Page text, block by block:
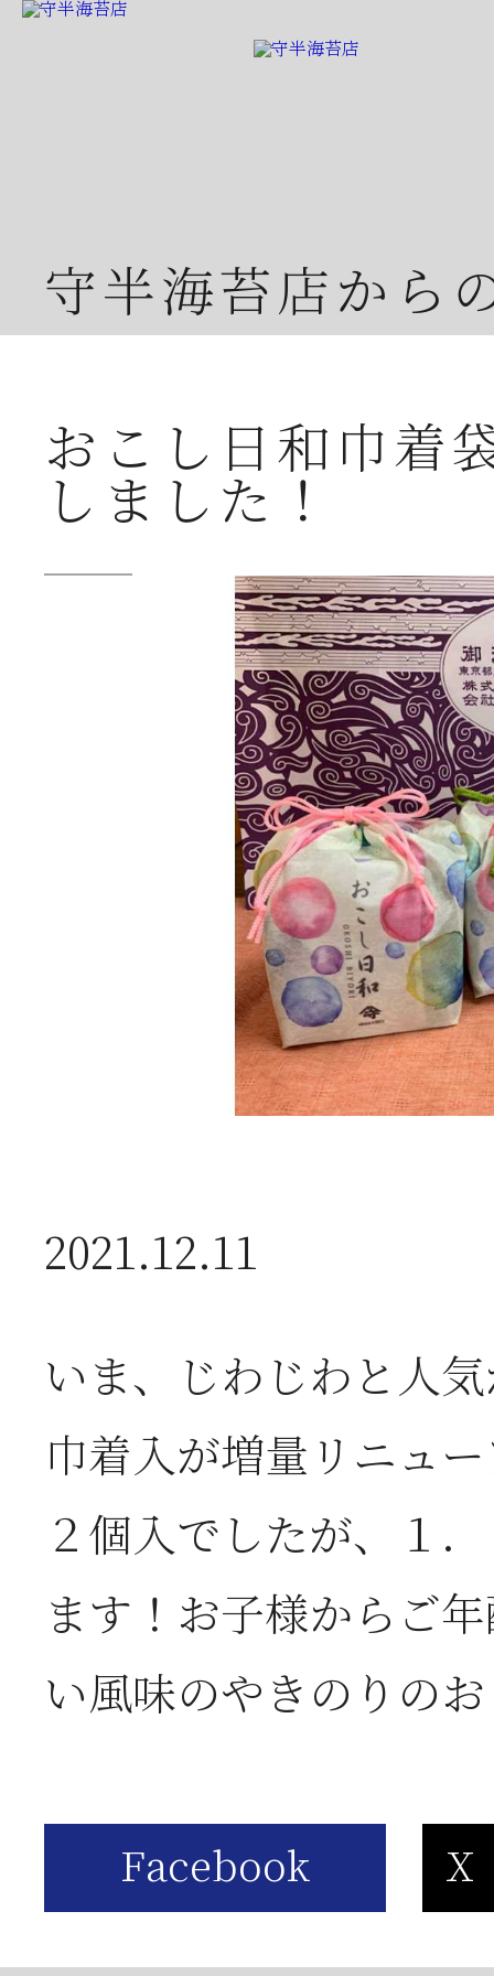
守半海苔店から
2026年07月23日
2026年07月23日
2026年07月08日
2026年07月01日
2026年06月05日
2026年06月03日
2026年05月23日
6
おこし日和巾着
しました！
2021.12.11
いま、じわじわと人
巾着入が増量リニュ
２個入でしたが、１
ます！お子様からご
い風味のやきのりの